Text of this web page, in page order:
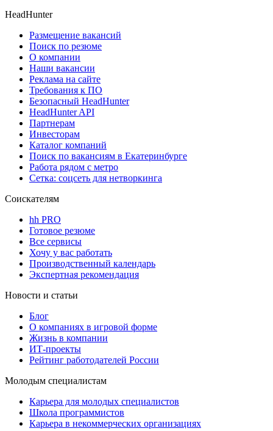
HeadHunter
Размещение вакансий
Поиск по резюме
О компании
Наши вакансии
Реклама на сайте
Требования к ПО
Безопасный HeadHunter
HeadHunter API
Партнерам
Инвесторам
Каталог компаний
Поиск по вакансиям в Екатеринбурге
Работа рядом с метро
Сетка: соцсеть для нетворкинга
Соискателям
hh PRO
Готовое резюме
Все сервисы
Хочу у вас работать
Производственный календарь
Экспертная рекомендация
Новости и статьи
Блог
О компаниях в игровой форме
Жизнь в компании
ИТ-проекты
Рейтинг работодателей России
Молодым специалистам
Карьера для молодых специалистов
Школа программистов
Карьера в некоммерческих организациях